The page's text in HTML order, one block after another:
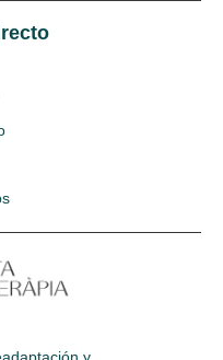
y